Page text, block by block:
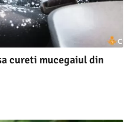
cureti mucegaiul din